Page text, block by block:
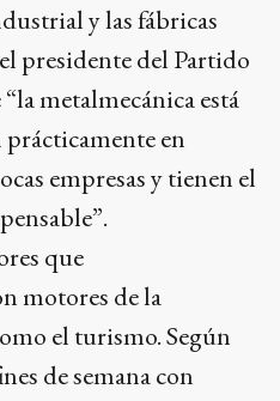
metalmecánica está
en
empresas y tienen el
que
de la
el turismo. Según
de semana con
el sector viene
afectado por la